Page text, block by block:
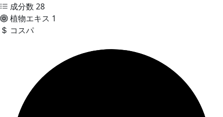
成分数 28
植物エキス 1
コスパ